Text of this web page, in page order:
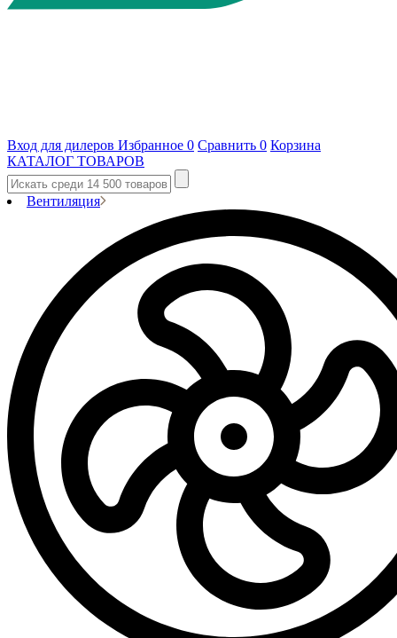
Вход для дилеров Избранное 0 Сравнить 0 Корзина
КАТАЛОГ ТОВАРОВ
Вентиляция